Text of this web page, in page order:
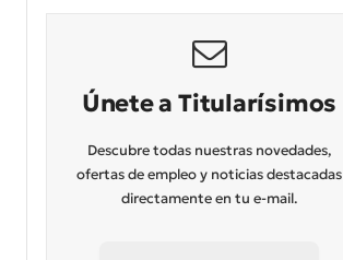
Únete a Titularísimos
Descubre todas nuestras novedades,
ofertas de empleo y noticias destacadas
directamente en tu e-mail.